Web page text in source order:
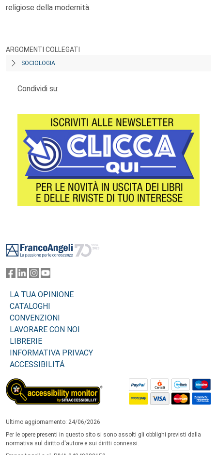
religiose della modernità.
ARGOMENTI COLLEGATI
SOCIOLOGIA
Condividi su:
LA TUA OPINIONE
CATALOGHI
CONVENZIONI
LAVORARE CON NOI
LIBRERIE
INFORMATIVA PRIVACY
ACCESSIBILITÁ
Ultimo aggiornamento: 24/06/2026
Per le opere presenti in questo sito si sono assolti gli obblighi previsti dalla
normativa sul diritto d'autore e sui diritti connessi.